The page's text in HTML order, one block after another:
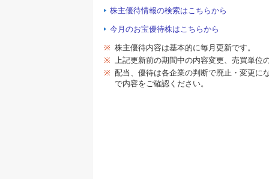
株主優待情報の検索はこちらから
今月のお宝優待株はこちらから
※ 株主優待内容は基本的に毎月更新です。
※ 上記更新前の期間中の内容変更、売買単位
※ 配当、優待は各企業の判断で廃止・変更に
で内容をご確認ください。